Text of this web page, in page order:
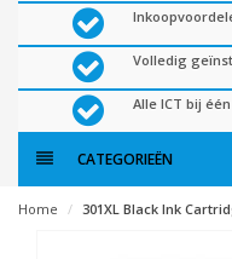
Volledig
Alle ICT bij
CATEGORIEËN
Home 301XL Black Ink